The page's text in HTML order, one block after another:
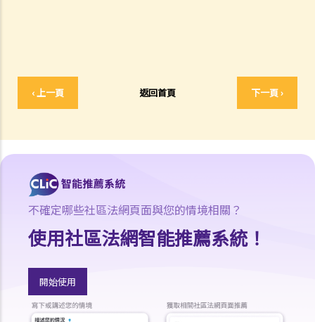
‹ 上一頁 返回首頁 下一頁 ›
1. 申索信（原告人）及建設性的答覆（被告人）
2. 傳訊令狀
6. 證明書（收費安排）
7. 屬實申述
9. 核對表評檢及案件管理問卷
11. 審訊前的覆核
就人身傷害提出申索，是否存在時限？
不確定哪些社區法網頁面與您的情境相關？
使用社區法網智能推薦系統！
開始使用